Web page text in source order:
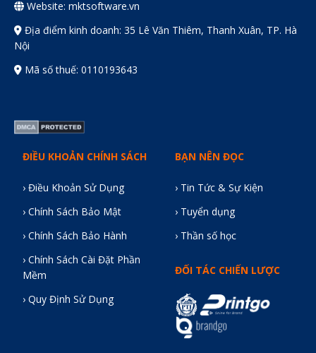
Website: mktsoftware.vn
Địa điểm kinh doanh: 35 Lê Văn Thiêm, Thanh Xuân, TP. Hà
Nội
Mã số thuế: 0110193643
ĐIỀU KHOẢN CHÍNH SÁCH
› Điều Khoản Sử Dụng
› Chính Sách Bảo Mật
› Chính Sách Bảo Hành
› Chính Sách Cài Đặt Phần
Mềm
› Quy Định Sử Dụng
BẠN NÊN ĐỌC
› Tin Tức & Sự Kiện
› Tuyển dụng
› Thần số học
ĐỐI TÁC CHIẾN LƯỢC